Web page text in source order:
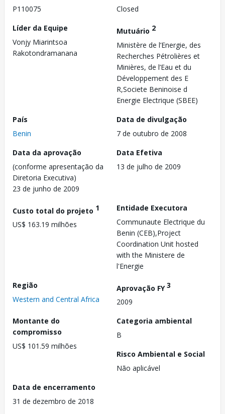
P110075
Closed
Líder da Equipe
Vonjy Miarintsoa
Rakotondramanana
Mutuário 2
Ministère de l’Energie, des
Recherches Pétrolières et
Minières, de l’Eau et du
Développement des E
R,Societe Beninoise d
Energie Electrique (SBEE)
País
Benin
Data de divulgação
7 de outubro de 2008
Data da aprovação
(conforme apresentação da
Diretoria Executiva)
23 de junho de 2009
Data Efetiva
13 de julho de 2009
Custo total do projeto 1
US$ 163.19 milhões
Entidade Executora
Communaute Electrique du
Benin (CEB),Project
Coordination Unit hosted
with the Ministere de
l'Energie
Região
Western and Central Africa
Aprovação FY3
2009
Montante do
compromisso
US$ 101.59 milhões
Categoria ambiental
B
Risco Ambiental e Social
Não aplicável
Data de encerramento
31 de dezembro de 2018